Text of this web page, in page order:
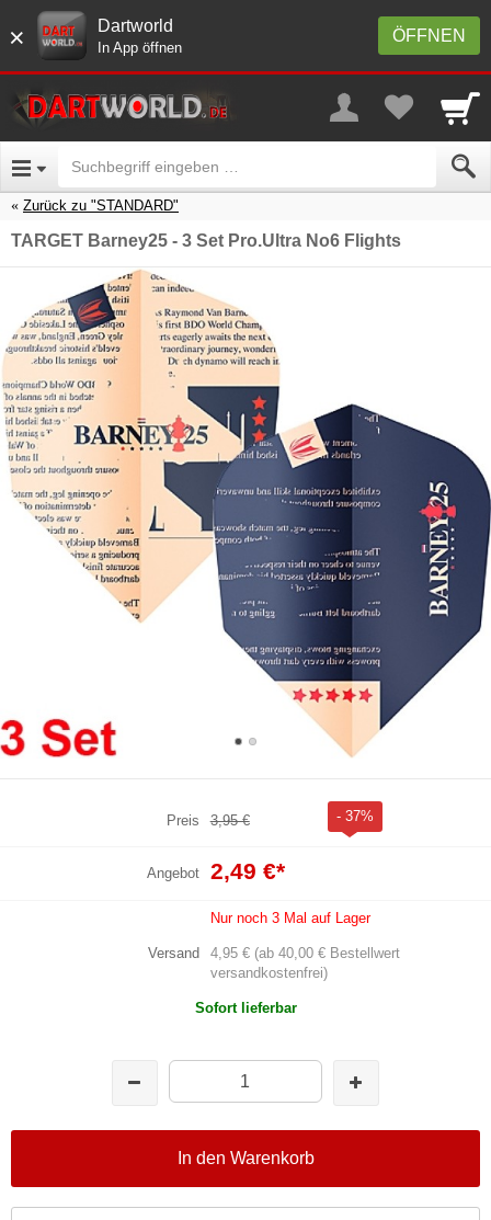
× ÖFFNEN
Dartworld
In App öffnen
Zurück zu "STANDARD"
TARGET Barney25 - 3 Set Pro.Ultra No6 Flights
Preis 3,95 € - 37%
Angebot 2,49 €*
Nur noch 3 Mal auf Lager
Versand
4,95 € (ab 40,00 € Bestellwert
versandkostenfrei)
Sofort lieferbar
In den Warenkorb